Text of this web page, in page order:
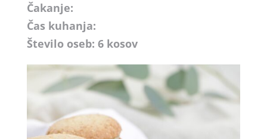
Čakanje:
Čas kuhanja:
Število oseb: 6 kosov